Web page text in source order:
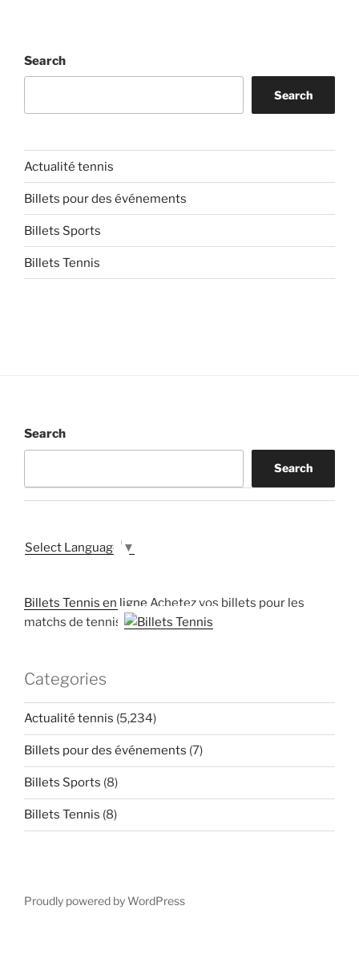
Search
Search
Actualité tennis
Billets pour des événements
Billets Sports
Billets Tennis
Search
Search
Select Language ▼
Billets Tennis en ligne Achetez vos billets pour les
matchs de tennis
Categories
Actualité tennis (5,234)
Billets pour des événements (7)
Billets Sports (8)
Billets Tennis (8)
Proudly powered by WordPress